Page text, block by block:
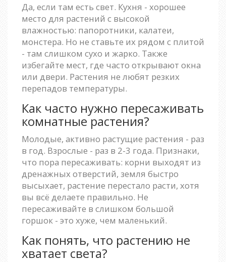
Да, если там есть свет. Кухня - хорошее
место для растений с высокой
влажностью: папоротники, калатеи,
монстера. Но не ставьте их рядом с плитой
- там слишком сухо и жарко. Также
избегайте мест, где часто открывают окна
или двери. Растения не любят резких
перепадов температуры.
Как часто нужно пересаживать
комнатные растения?
Молодые, активно растущие растения - раз
в год. Взрослые - раз в 2-3 года. Признаки,
что пора пересаживать: корни выходят из
дренажных отверстий, земля быстро
высыхает, растение перестало расти, хотя
вы всё делаете правильно. Не
пересаживайте в слишком большой
горшок - это хуже, чем маленький.
Как понять, что растению не
хватает света?